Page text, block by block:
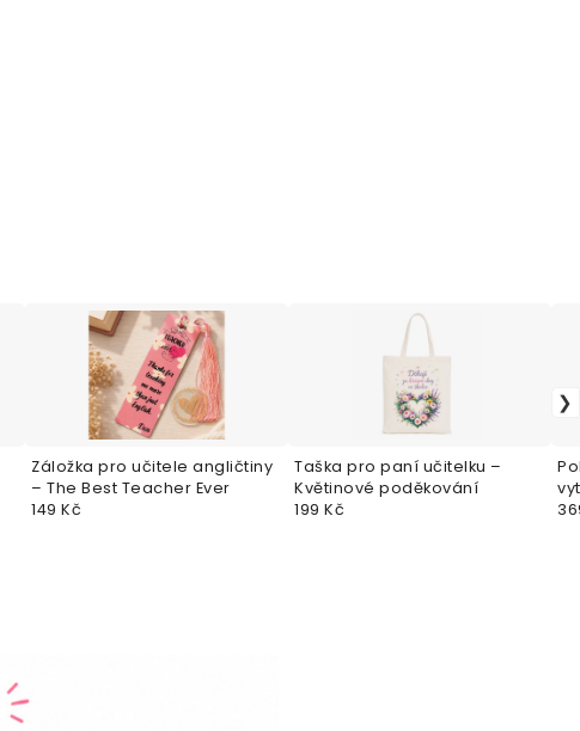
Záložka pro učitele angličtiny
– The Best Teacher Ever
149 Kč
Taška pro paní učitelku –
Květinové poděkování
199 Kč